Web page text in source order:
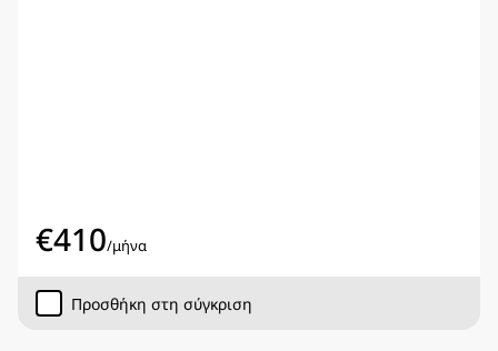
€410/μήνα
Προσθήκη στη σύγκριση